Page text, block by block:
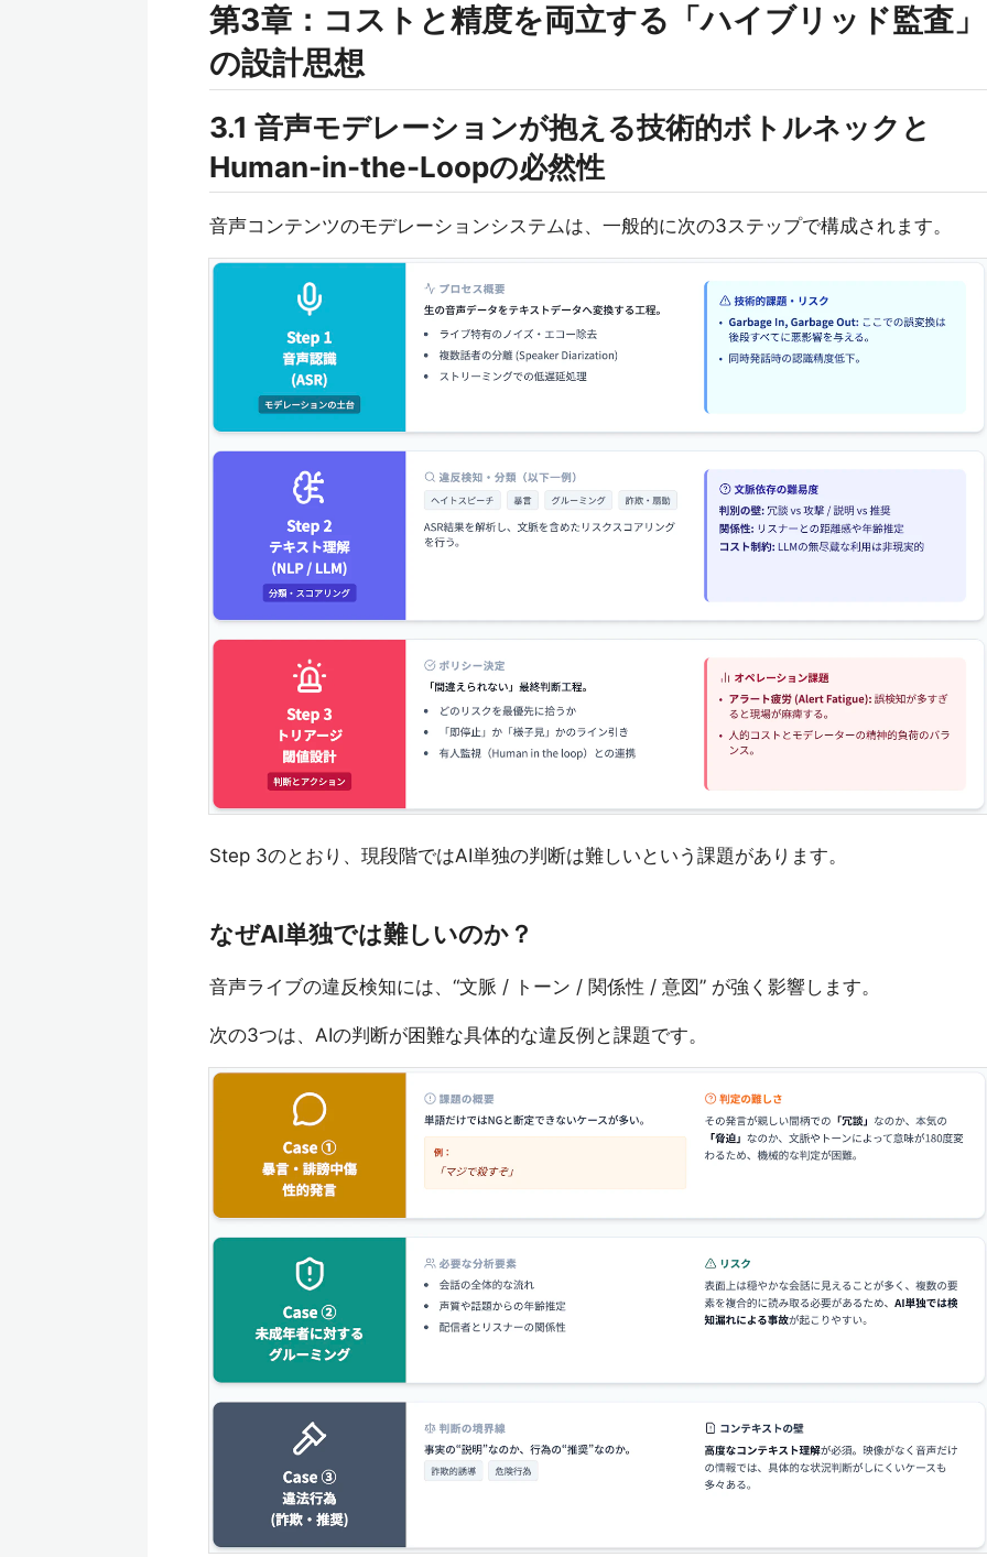
第3章：コストと精度を両立する「ハイブリッド監査」
の設計思想
3.1 音声モデレーションが抱える技術的ボトルネックと
Human-in-the-Loopの必然性
音声コンテンツのモデレーションシステムは、一般的に次の3ステップで構成されます。
Step 3のとおり、現段階ではAI単独の判断は難しいという課題があります。
なぜAI単独では難しいのか？
音声ライブの違反検知には、“文脈 / トーン / 関係性 / 意図” が強く影響します。
次の3つは、AIの判断が困難な具体的な違反例と課題です。